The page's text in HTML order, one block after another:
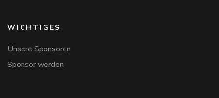
WICHTIGES
Unsere Sponsoren
Sponsor werden